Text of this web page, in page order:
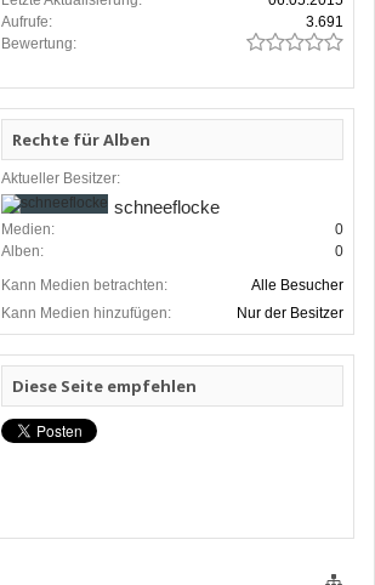
Aufrufe:
3.691
Bewertung:
Rechte für Alben
Aktueller Besitzer:
schneeflocke
Medien:
0
Alben:
0
Kann Medien betrachten:
Alle Besucher
Kann Medien hinzufügen:
Nur der Besitzer
Diese Seite empfehlen